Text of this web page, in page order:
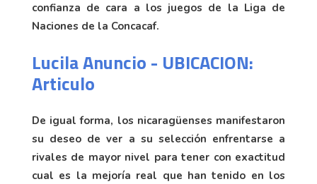
confianza de cara a los juegos de la Liga de
Naciones de la Concacaf.
Lucila Anuncio - UBICACION:
Articulo
De igual forma, los nicaragüenses manifestaron
su deseo de ver a su selección enfrentarse a
rivales de mayor nivel para tener con exactitud
cual es la mejoría real que han tenido en los